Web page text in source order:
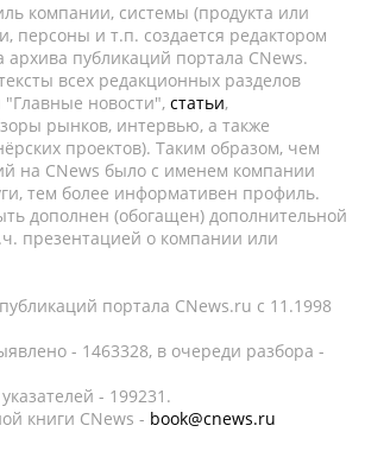
компании, системы (продукта или
персоны и т.п. создается редактором
архива публикаций портала CNews.
всех редакционных разделов
"Главные новости", статьи,
рынков, интервью, а также
проектов). Таким образом, чем
на CNews было с именем компании
тем более информативен профиль.
дополнен (обогащен) дополнительной
презентацией о компании или
портала CNews.ru c 11.1998
- 1463328, в очереди разбора -
- 199231.
книги CNews - book@cnews.ru